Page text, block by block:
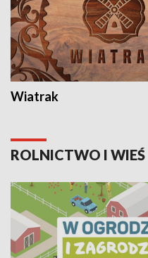
Wiatrak
ROLNICTWO I WIEŚ